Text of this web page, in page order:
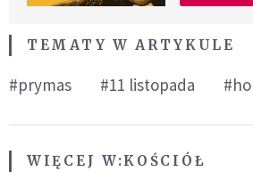
TEMATY W ARTYKULE
#prymas #11 listopada
WIĘCEJ W:KOŚCIÓŁ